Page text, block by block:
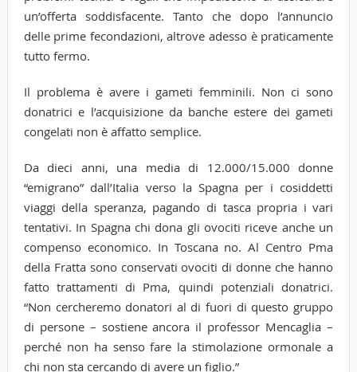
un’offerta soddisfacente. Tanto che dopo l’annuncio
delle prime fecondazioni, altrove adesso è praticamente
tutto fermo.
Il problema è avere i gameti femminili. Non ci sono
donatrici e l’acquisizione da banche estere dei gameti
congelati non è affatto semplice.
Da dieci anni, una media di 12.000/15.000 donne
“emigrano” dall’Italia verso la Spagna per i cosiddetti
viaggi della speranza, pagando di tasca propria i vari
tentativi. In Spagna chi dona gli ovociti riceve anche un
compenso economico. In Toscana no. Al Centro Pma
della Fratta sono conservati ovociti di donne che hanno
fatto trattamenti di Pma, quindi potenziali donatrici.
“Non cercheremo donatori al di fuori di questo gruppo
di persone – sostiene ancora il professor Mencaglia –
perché non ha senso fare la stimolazione ormonale a
chi non sta cercando di avere un figlio.”